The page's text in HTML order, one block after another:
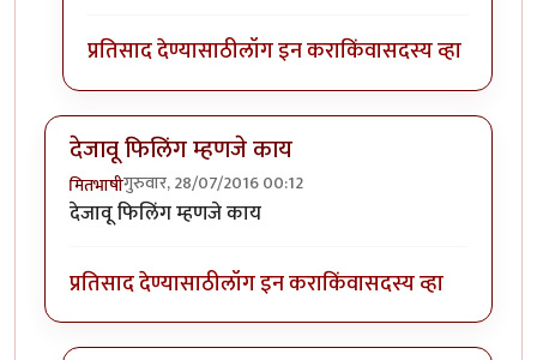
प्रतिसाद देण्यासाठीलॉग इन कराकिंवासदस्य व्हा
देजावू फिलिंग म्हणजे काय
मितभाषीगुरुवार, 28/07/2016 00:12
देजावू फिलिंग म्हणजे काय
प्रतिसाद देण्यासाठीलॉग इन कराकिंवासदस्य व्हा